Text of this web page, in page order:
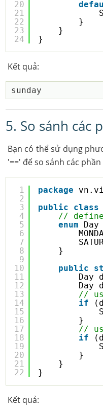
20
21
22
23
24
}
}
}
Kết quả:
5. So sánh các
Bạn có thể sử dụng
'==' để so sánh các
1
2
3
4
5
6
7
8
9
10
11
12
13
14
15
16
17
18
19
20
21
22
package
public
class
// define
enum
}
public
Day
Day
//
if
}
//
if
}
}
}
Kết quả: